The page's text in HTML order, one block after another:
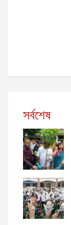
সর্বশেষ